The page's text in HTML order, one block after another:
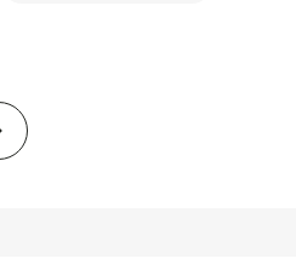
BSc in Busi­ness Ad­min­is­tra­tion